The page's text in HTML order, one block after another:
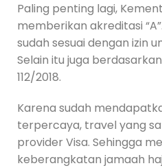
Paling penting lagi,
memberikan akreditasi
sudah sesuai dengan izin
Selain itu juga berdasarkan
112/2018.
Karena sudah
terpercaya, travel yang
provider Visa. Sehingga
keberangkatan jamaah